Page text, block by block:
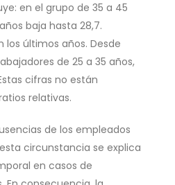
en el grupo de 35 a 45
baja hasta 28,7.
últimos años. Desde
de 25 a 35 años,
cifras no están
relativas.
de los empleados
circunstancia se explica
en casos de